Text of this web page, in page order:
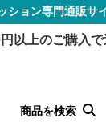
ション専門通販サ
円以上のご購入
商品を検索